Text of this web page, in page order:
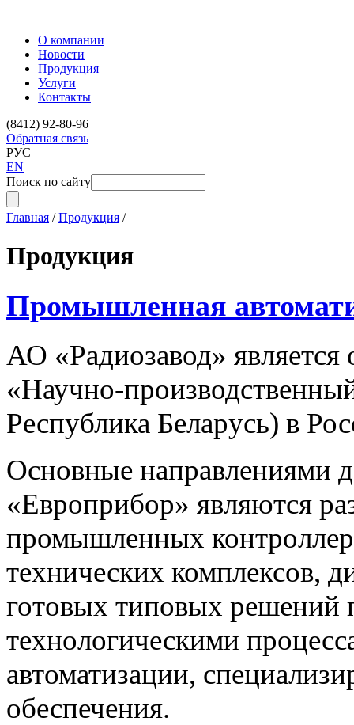
О компании
Новости
Продукция
Услуги
Контакты
(8412) 92-80-96
Обратная связь
РУС
EN
Поиск по сайту
Главная /Продукция /
Продукция
Промышленная
АО «Радиозавод»
«Научно-
Республика Беларусь) в
Основные
«Европрибор» являются
промышленных
технических комплексов,
готовых типовых решений
технологическими
автоматизации,
обеспечения.